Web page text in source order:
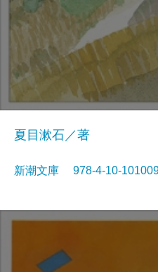
夏目漱石／著
新潮文庫 978-4-10-